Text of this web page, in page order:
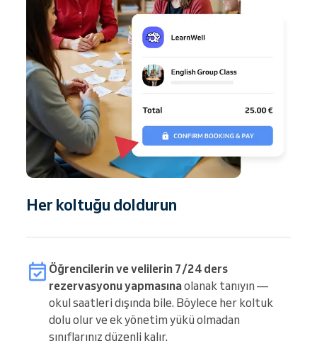
Her koltuğu doldurun
Öğrencilerin ve velilerin 7/24 ders
rezervasyonu yapmasınaolanak tanıyın —
okul saatleri dışında bile. Böylece her koltuk
dolu olur ve ek yönetim yükü olmadan
sınıflarınız düzenli kalır.